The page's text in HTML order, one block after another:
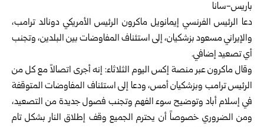
باريس-سانا
دعا الرئيس الفرنسي إيمانويل ماكرون الرئيس الأمريكي دونالد ترامب،
والإيراني مسعود بزشكيان، إلى استئناف المفاوضات بين البلدين، وتجنب
أي تصعيد إضافي.
وقال ماكرون عبر منصة إكس اليوم الثلاثاء: إنه أجرى اتصالاً مع كل من
الرئيس ترامب وبزشكيان أمس، ودعا إلى استئناف المفاوضات المتوقفة
في إسلام أباد وتوضيح سوء الفهم وتجنب فصول جديدة من التصعيد،
ومن الضروري خصوصاً أن يحترم الجميع وقف إطلاق النار بشكل تام